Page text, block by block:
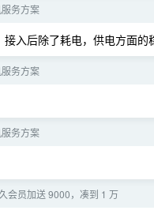
务方案
入后除了耗电，供电方面的
务方案
务方案
会员加送 9000，凑到 1 万